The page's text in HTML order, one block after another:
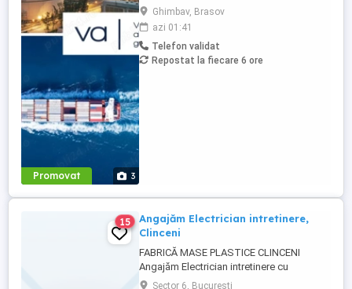
Promovat 3
prin aschiere). Căutăm persoane serioase,
dornice să învețe și să muncească, se va
oferi instruire la locul de muncă. Program:
3 schimburi - schimbul 1: 06.45-14.30 -
schimbul 2: 14.30-22.30 - schimbul 3:
Ghimbav, Brasov
azi 01:41
Telefon validat
Repostat la fiecare 6 ore
15
Angajăm Electrician intretinere,
Clinceni
FABRICĂ MASE PLASTICE CLINCENI
Angajăm Electrician intretinere cu
experiență minima in fabrica! Salariu:
Sector 6, Bucuresti